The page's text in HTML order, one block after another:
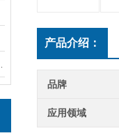
产品介绍：
品牌
应用领域